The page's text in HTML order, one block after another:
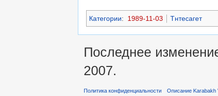
Категории: 1989-11-03 Тнтесагет
Последнее
2007.
Политика конфиденциальности Описание Karabakh